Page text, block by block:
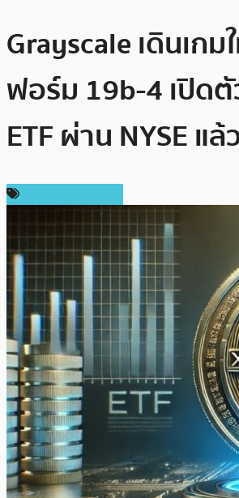
Grayscale เดินเก
ฟอร์ม 19b-4 เปิดตั
ETF ผ่าน NYSE แล้